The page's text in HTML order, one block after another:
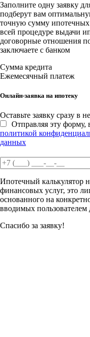
Заполните одну заявку
подберут вам
точную сумму ипотечных
всей процедуре выдачи
договорные отношения
заключаете с банком
Сумма кредита
Ежемесячный платеж
Онлайн-заявка на ипотеку
Оставьте заявку сразу в
Отправляя эту форму,
политикой
данных
Ипотечный калькулятор
финансовых услуг, это
основанного на
вводимых пользователем
Спасибо за заявку!